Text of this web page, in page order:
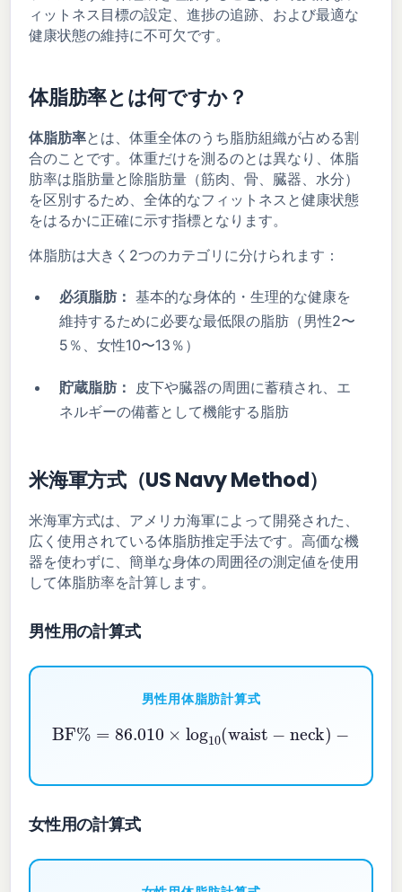
ィットネス目標の設定、進捗の追跡、および最適な
健康状態の維持に不可欠です。
体脂肪率とは何ですか？
体脂肪率とは、体重全体のうち脂肪組織が占める割
合のことです。体重だけを測るのとは異なり、体脂
肪率は脂肪量と除脂肪量（筋肉、骨、臓器、水分）
を区別するため、全体的なフィットネスと健康状態
をはるかに正確に示す指標となります。
体脂肪は大きく2つのカテゴリに分けられます：
必須脂肪： 基本的な身体的・生理的な健康を
維持するために必要な最低限の脂肪（男性2〜
5％、女性10〜13％）
貯蔵脂肪：
皮下や臓器の周囲に蓄積され、エ
ネルギーの備蓄として機能する脂肪
米海軍方式（US Navy Method）
米海軍方式は、アメリカ海軍によって開発された、
広く使用されている体脂肪推定手法です。高価な機
器を使わずに、簡単な身体の周囲径の測定値を使用
して体脂肪率を計算します。
男性用の計算式
男性用体脂肪計算式
BF% =86.010× log 10(waist neck)
− 70.041×log 10(height)+ 36.76
女性用の計算式